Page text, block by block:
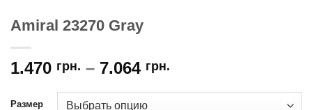
Amiral 23270 Gray
1.470 грн. – 7.064 грн.
Размер